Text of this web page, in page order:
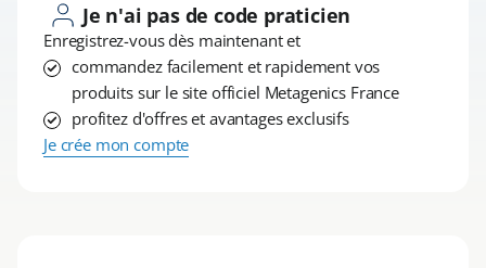
Je n'ai pas de code praticien
Enregistrez-vous dès maintenant et
commandez facilement et rapidement vos
produits sur le site officiel Metagenics France
profitez d'offres et avantages exclusifs
Je crée mon compte